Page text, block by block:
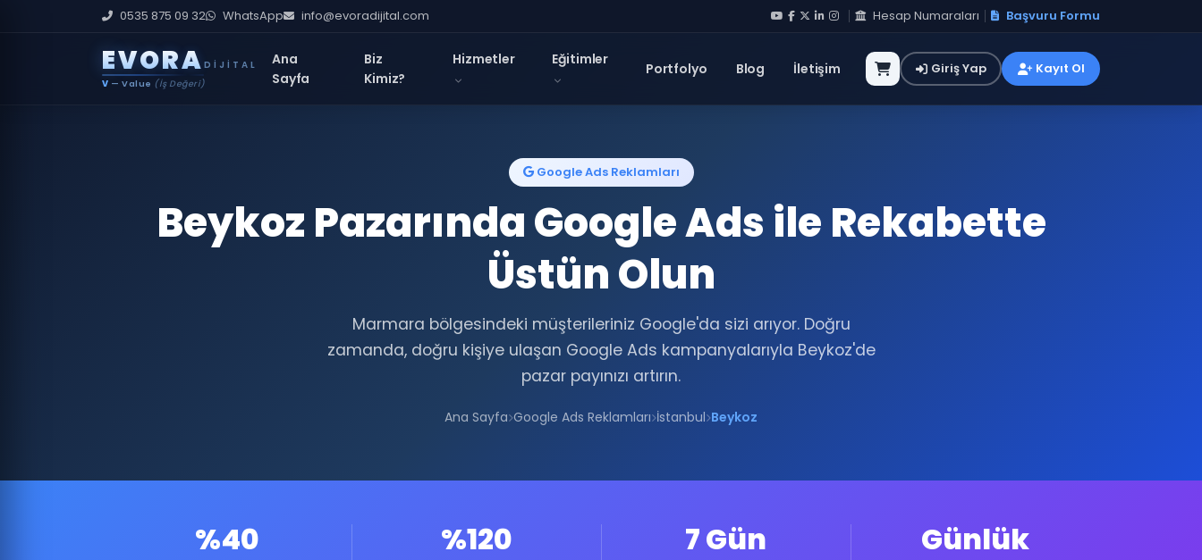
0535 875 09 32 WhatsApp info@evoradijital.com Hesap Numaraları Başvuru Formu
EVORA DIJITAL
O — Optimization(Performans İyileştirme)
Ana
Sayfa
Biz
Kimiz?
Hizmetler Eğitimler
Portfolyo Blog İletişim Giriş Yap Kayıt Ol
Google Ads Reklamları
Beykoz Pazarında Google Ads ile Rekabette
Üstün Olun
Marmara bölgesindeki müşterileriniz Google'da sizi arıyor. Doğru
zamanda, doğru kişiye ulaşan Google Ads kampanyalarıyla Beykoz'de
pazar payınızı artırın.
Ana Sayfa Google Ads Reklamları İstanbul Beykoz
%40 %120 7 Gün Günlük